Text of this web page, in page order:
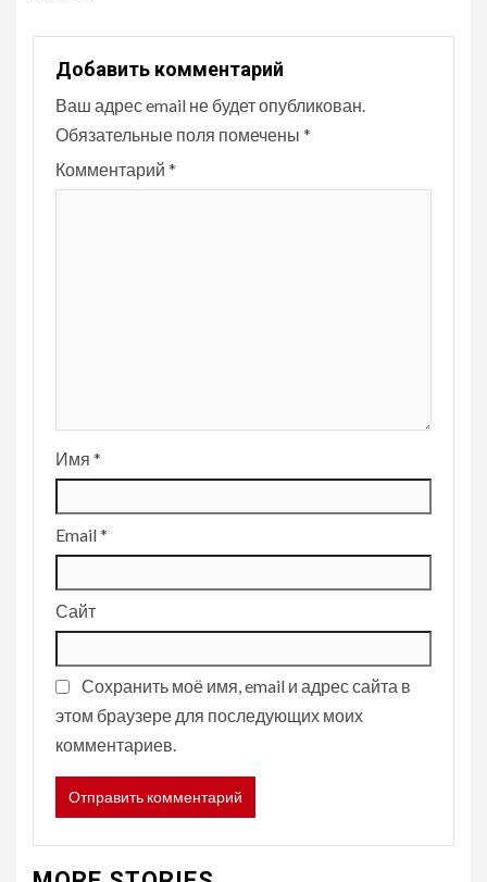
Добавить комментарий
Ваш адрес email не будет опубликован.
Обязательные поля помечены *
Комментарий *
Имя *
Email*
Сайт
Сохранить моё имя, email и адрес сайта в
этом браузере для последующих моих
комментариев.